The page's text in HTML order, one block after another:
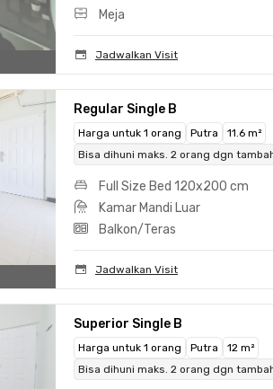
Meja
Jadwalkan Visit
Regular Single B
Harga untuk 1 orang Putra
11.6 m²
Bisa dihuni maks. 2 orang dgn
Full Size Bed 120x200 cm
Kamar Mandi Luar
Balkon/Teras
Jadwalkan Visit
Superior Single B
Harga untuk 1 orang Putra
12 m²
Bisa dihuni maks. 2 orang dgn